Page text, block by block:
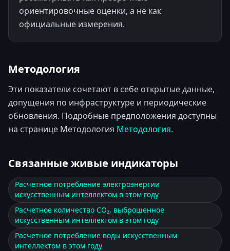
ориентировочные оценки, а не как
официальные измерения.
Методология
Эти показатели сочетают в себе открытые данные,
допущения по инфраструктуре и периодические
обновления. Подробные предположения доступны
на странице Методология Методология.
Связанные живые индикаторы
Расчетное потребление электроэнергии
искусственным интеллектом в этом году
Расчетное количество CO₂, выброшенное
искусственным интеллектом в этом году
Расчетное потребление воды искусственным
интеллектом в этом году